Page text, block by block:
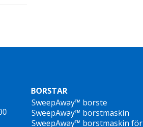
BORSTAR
SweepAway™ borste
SweepAway™ borstmaskin
SweepAway™ borstmaskin för